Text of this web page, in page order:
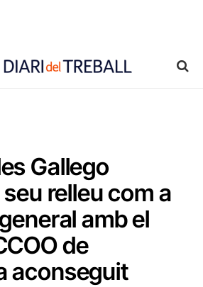
Gallego
relleu com a
amb el
de
aconseguit